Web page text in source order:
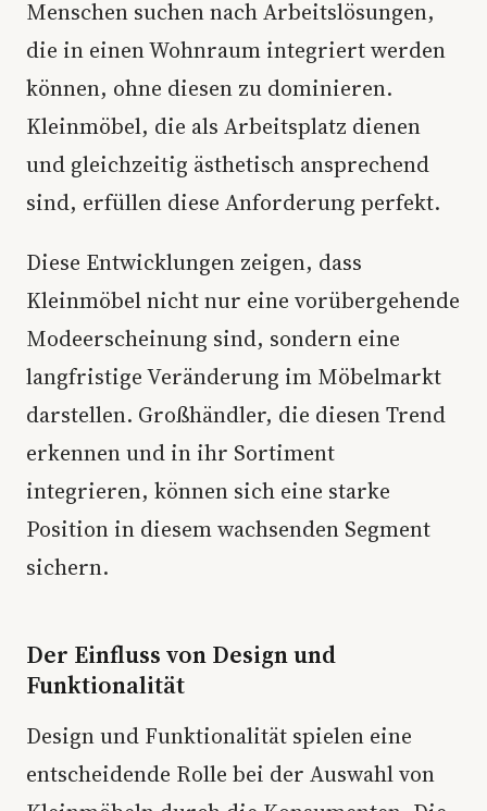
Menschen suchen nach Arbeitslösungen,
die in einen Wohnraum integriert werden
können, ohne diesen zu dominieren.
Kleinmöbel, die als Arbeitsplatz dienen
und gleichzeitig ästhetisch ansprechend
sind, erfüllen diese Anforderung perfekt.
Diese Entwicklungen zeigen, dass
Kleinmöbel nicht nur eine vorübergehende
Modeerscheinung sind, sondern eine
langfristige Veränderung im Möbelmarkt
darstellen. Großhändler, die diesen Trend
erkennen und in ihr Sortiment
integrieren, können sich eine starke
Position in diesem wachsenden Segment
sichern.
Der Einfluss von Design und
Funktionalität
Design und Funktionalität spielen eine
entscheidende Rolle bei der Auswahl von